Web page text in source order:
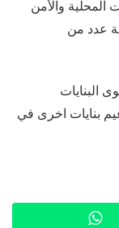
المحلية والأمن
عدد من
البنايات
بنايات اخرى في